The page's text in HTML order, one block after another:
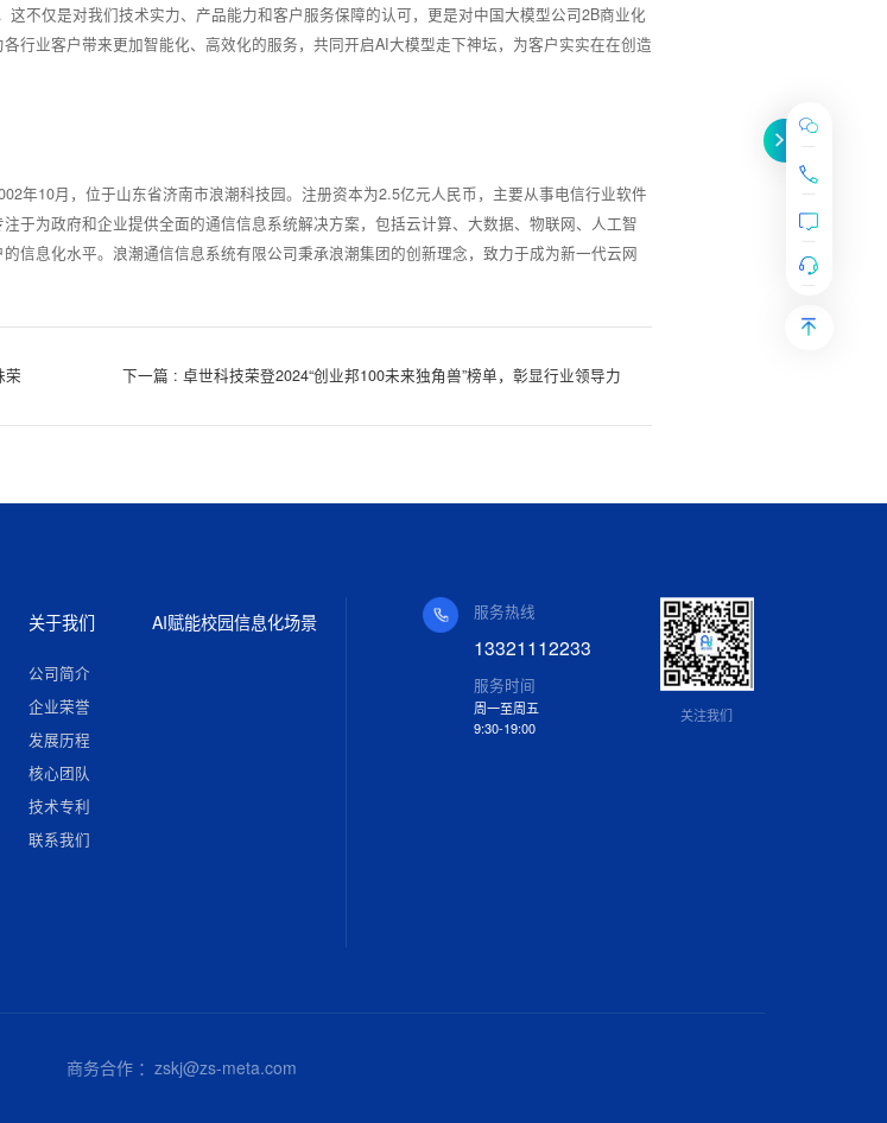
不仅是对我们技术实力、产品能力和客户服务保障的认可，更是对中国大模型公司2B商业化
行业客户带来更加智能化、高效化的服务，共同开启AI大模型走下神坛，为客户实实在在创造
年10月，位于山东省济南市浪潮科技园。注册资本为2.5亿元人民币，主要从事电信行业软件
于为政府和企业提供全面的通信信息系统解决方案，包括云计算、大数据、物联网、人工智
信息化水平。浪潮通信信息系统有限公司秉承浪潮集团的创新理念，致力于成为新一代云网
荣 下一篇 : 卓世科技荣登2024“创业邦100未来独角兽”榜单，彰显行业领导力
关于我们
公司简介
企业荣誉
发展历程
核心团队
技术专利
联系我们
AI赋能校园信息化场景 服务热线
13321112233
服务时间
周一至周五
9:30-19:00
关注我们
商务合作 ：zskj@zs-meta.com